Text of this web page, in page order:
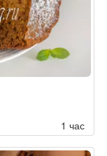
1 час